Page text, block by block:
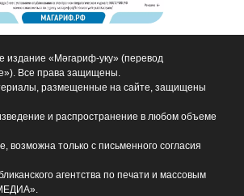
издание «Мәгариф-уку» (перевод
Все права защищены.
размещенные на сайте, защищены
и распространение в любом объеме
возможна только с письменного согласия
агентства по печати и массовым